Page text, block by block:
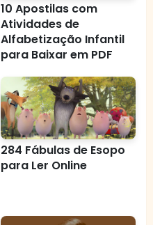
10 Apostilas com
Atividades de
Alfabetização Infantil
para Baixar em PDF
284 Fábulas de Esopo
para Ler Online